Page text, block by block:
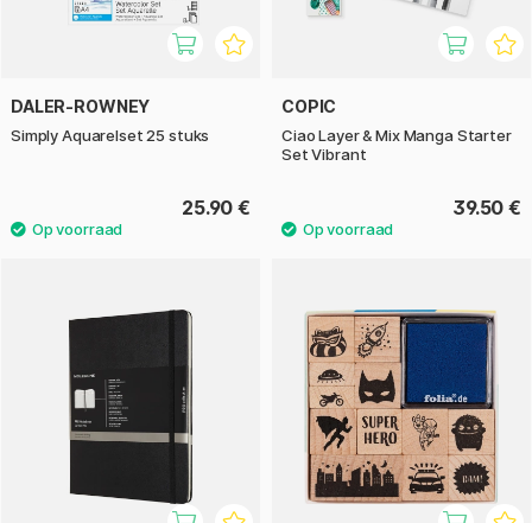
DALER-ROWNEY
Simply Aquarelset 25 stuks
25.90 €
COPIC
Ciao Layer & Mix Manga Starter
Set Vibrant
39.50 €